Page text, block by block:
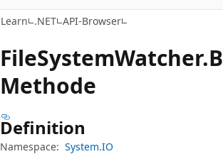
Learn .NET API-Browser
FileSystemWatcher.
Methode
Definition
Namespace: System.IO